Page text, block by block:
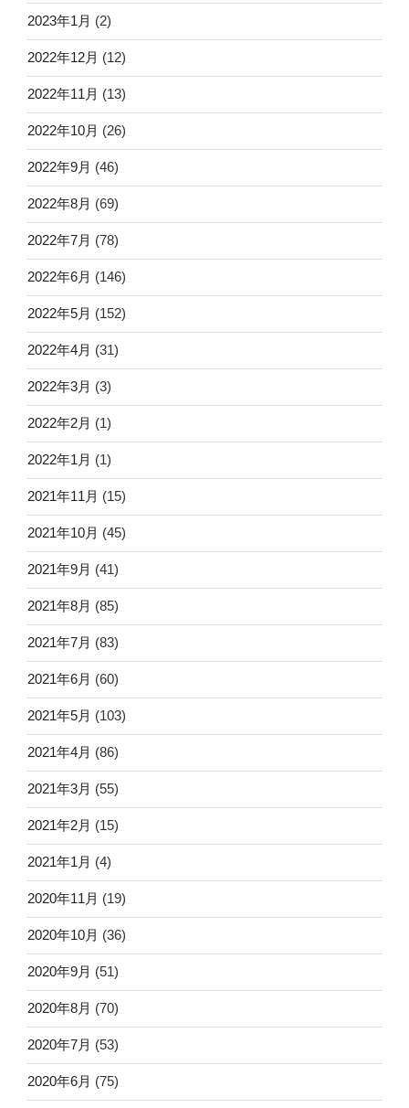
2023年1月 (2)
2022年12月 (12)
2022年11月 (13)
2022年10月 (26)
2022年9月 (46)
2022年8月 (69)
2022年7月 (78)
2022年6月 (146)
2022年5月 (152)
2022年4月 (31)
2022年3月 (3)
2022年2月 (1)
2022年1月 (1)
2021年11月 (15)
2021年10月 (45)
2021年9月 (41)
2021年8月 (85)
2021年7月 (83)
2021年6月 (60)
2021年5月 (103)
2021年4月 (86)
2021年3月 (55)
2021年2月 (15)
2021年1月 (4)
2020年11月 (19)
2020年10月 (36)
2020年9月 (51)
2020年8月 (70)
2020年7月 (53)
2020年6月 (75)